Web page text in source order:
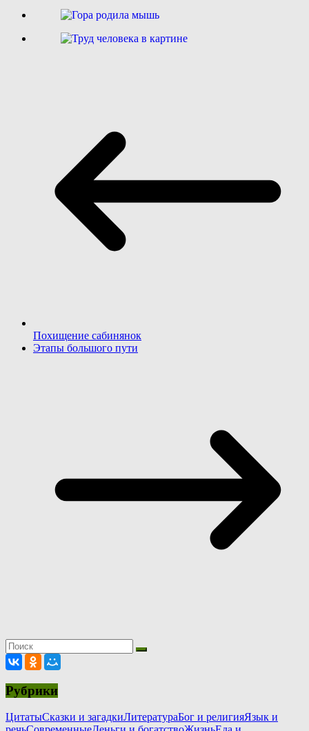
Похищение сабинянок
Этапы большого пути
Рубрики
ЦитатыСказки и загадкиЛитератураБог и религияЯзык и